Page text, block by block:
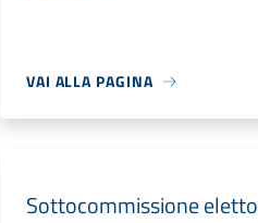
VAI ALLA PAGINA
Sottocommissione